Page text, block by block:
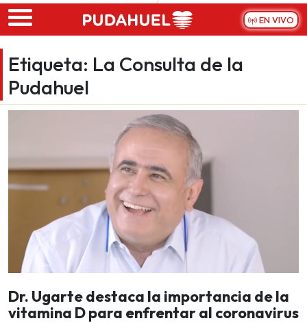
Skip to main content
EN VIVO
Etiqueta: La Consulta de la
Pudahuel
Dr. Ugarte destaca la importancia de la
vitamina D para enfrentar al coronavirus